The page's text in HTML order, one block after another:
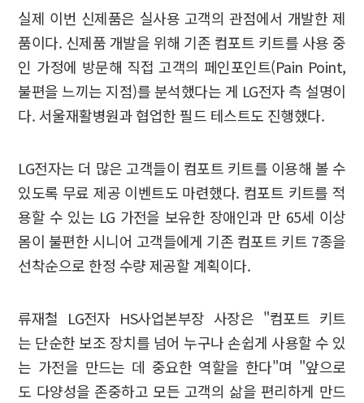
실제 이번 신제품은 실사용 고객의 관점에서 개발한 제
품이다. 신제품 개발을 위해 기존 컴포트 키트를 사용 중
인 가정에 방문해 직접 고객의 페인포인트(Pain Point,
불편을 느끼는 지점)를 분석했다는 게 LG전자 측 설명이
다. 서울재활병원과 협업한 필드 테스트도 진행했다.
LG전자는 더 많은 고객들이 컴포트 키트를 이용해 볼 수
있도록 무료 제공 이벤트도 마련했다. 컴포트 키트를 적
용할 수 있는 LG 가전을 보유한 장애인과 만 65세 이상
몸이 불편한 시니어 고객들에게 기존 컴포트 키트 7종을
선착순으로 한정 수량 제공할 계획이다.
류재철 LG전자 HS사업본부장 사장은 "컴포트 키트
는 단순한 보조 장치를 넘어 누구나 손쉽게 사용할 수 있
는 가전을 만드는 데 중요한 역할을 한다"며 "앞으로
도 다양성을 존중하고 모든 고객의 삶을 편리하게 만드